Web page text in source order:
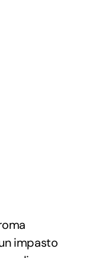
impasto